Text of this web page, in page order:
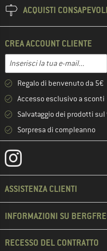
ACQUISTI CONSAPEVOLI
CREA ACCOUNT CLIENTE
Indirizzo e-mail
Inserisci qui il tuo indirizzo e-
Regalo di benvenuto da
Accesso esclusivo a sconti
Salvataggio dei prodotti
Sorpresa di compleanno
ASSISTENZA CLIENTI
INFORMAZIONI SU
RECESSO DEL CONTRATTO